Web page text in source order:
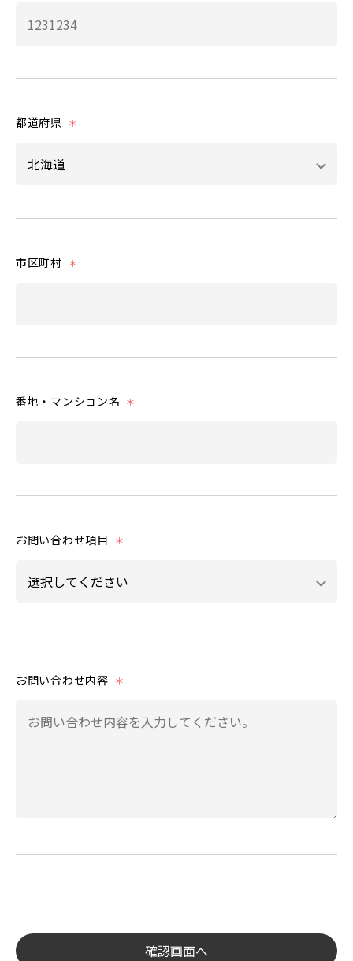
都道府県 ＊
市区町村 ＊
番地・マンション名 ＊
お問い合わせ項目 ＊
お問い合わせ内容 ＊